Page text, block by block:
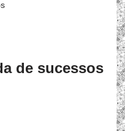
de sucessos